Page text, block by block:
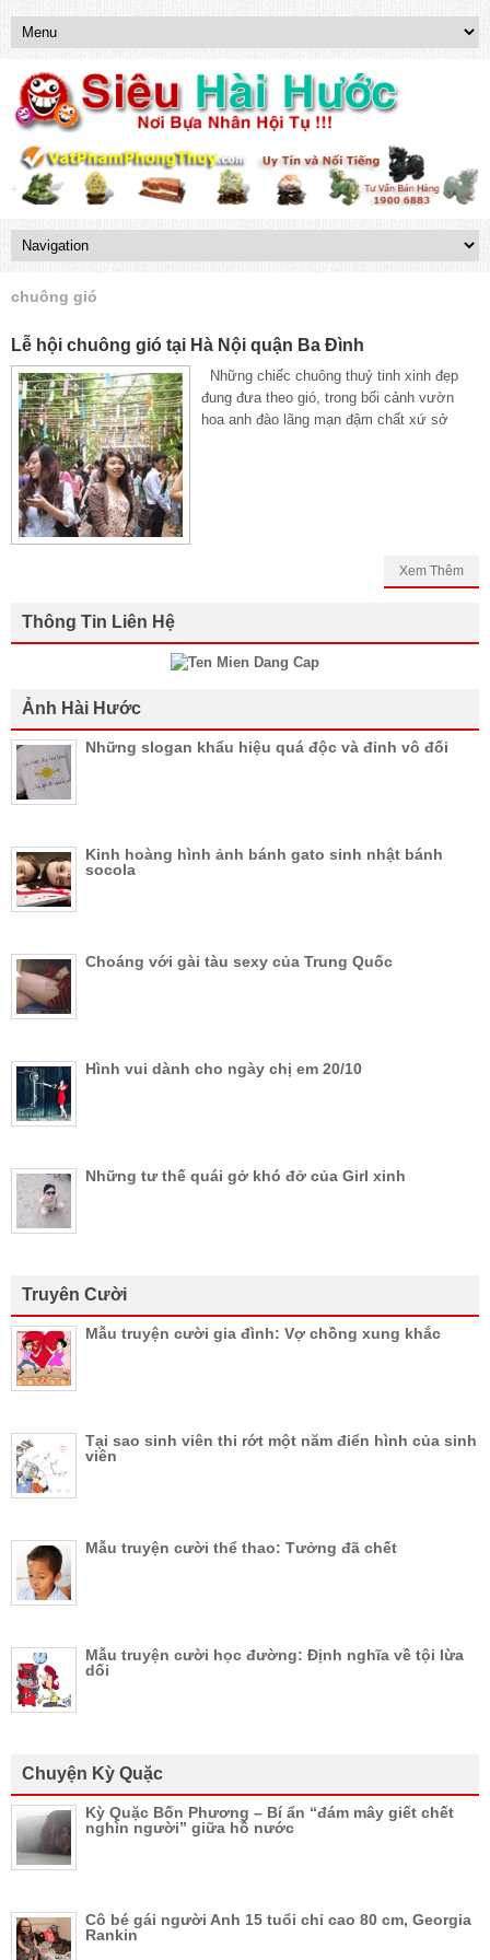
chuông gió
Lễ hội chuông gió tại Hà Nội quận Ba Đình
Những chiếc chuông thuỷ tinh xinh đẹp
đung đưa theo gió, trong bối cảnh vườn
hoa anh đào lãng mạn đậm chất xứ sở
Xem Thêm
Thông Tin Liên Hệ
Ảnh Hài Hước
Những slogan khẩu hiệu quá độc và đỉnh vô đối
Kinh hoàng hình ảnh bánh gato sinh nhật bánh
socola
Choáng với gài tàu sexy của Trung Quốc
Hình vui dành cho ngày chị em 20/10
Những tư thế quái gở khó đở của Girl xinh
Truyên Cười
Mẫu truyện cười gia đình: Vợ chồng xung khắc
Tại sao sinh viên thi rớt một năm điển hình của sinh
viên
Mẫu truyện cười thể thao: Tưởng đã chết
Mẫu truyện cười học đường: Định nghĩa về tội lừa
dối
Chuyện Kỳ Quặc
Kỳ Quặc Bốn Phương – Bí ẩn “đám mây giết chết
nghìn người” giữa hồ nước
Cô bé gái người Anh 15 tuổi chỉ cao 80 cm, Georgia
Rankin